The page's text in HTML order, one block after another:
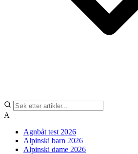
A
Agnbåt test 2026
Alpinski barn 2026
Alpinski dame 2026